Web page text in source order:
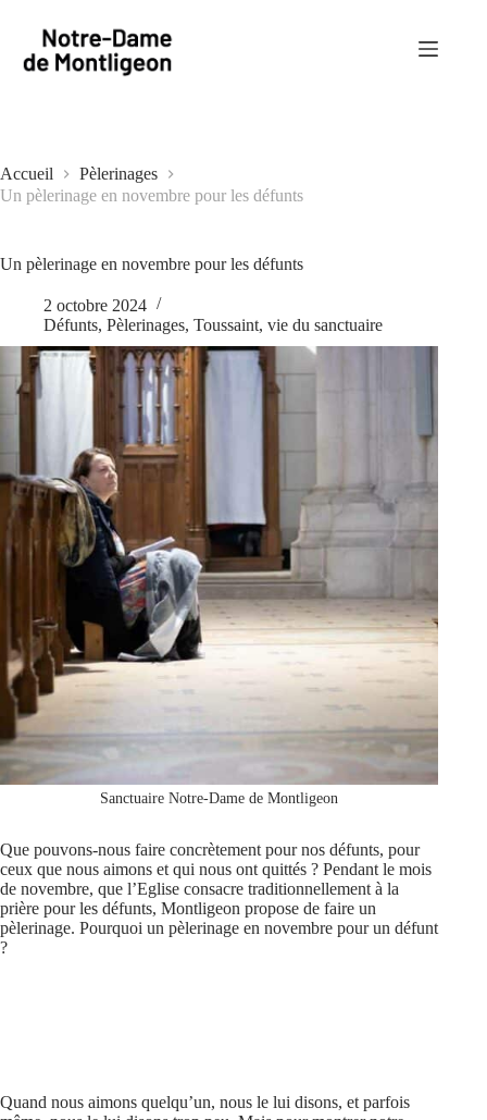
contenu
Accueil
Pèlerinages
Un pèlerinage en novembre pour les défunts
Un pèlerinage en novembre pour les défunts
2 octobre 2024
Défunts, Pèlerinages, Toussaint, vie du sanctuaire
Sanctuaire Notre-Dame de Montligeon
Que pouvons-nous faire concrètement pour nos défunts, pour
ceux que nous aimons et qui nous ont quittés ? Pendant le mois
de novembre, que l’Eglise consacre traditionnellement à la
prière pour les défunts, Montligeon propose de faire un
pèlerinage. Pourquoi un pèlerinage en novembre pour un défunt
?
Quand nous aimons quelqu’un, nous le lui disons, et parfois